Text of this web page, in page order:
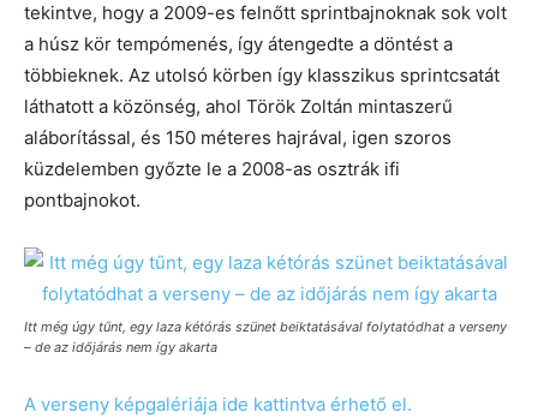
tekintve, hogy a 2009-es felnőtt sprintbajnoknak sok volt
a húsz kör tempómenés, így átengedte a döntést a
többieknek. Az utolsó körben így klasszikus sprintcsatát
láthatott a közönség, ahol Török Zoltán mintaszerű
aláborítással, és 150 méteres hajrával, igen szoros
küzdelemben győzte le a 2008-as osztrák ifi
pontbajnokot.
Itt még úgy tűnt, egy laza kétórás szünet beiktatásával folytatódhat a verseny
– de az időjárás nem így akarta
A verseny képgalériája ide kattintva érhető el.